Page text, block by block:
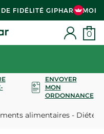
FIDÉLITÉ GIPHAR & MOI
0
ENVOYER
MON
ORDONNANCE
alimentaires -